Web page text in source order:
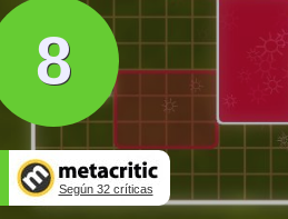
8
Según 32 críticas